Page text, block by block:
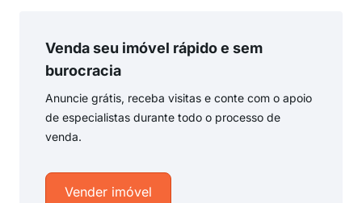
Venda seu imóvel rápido e sem
burocracia
Anuncie grátis, receba visitas e conte com o apoio
de especialistas durante todo o processo de
venda.
Vender imóvel